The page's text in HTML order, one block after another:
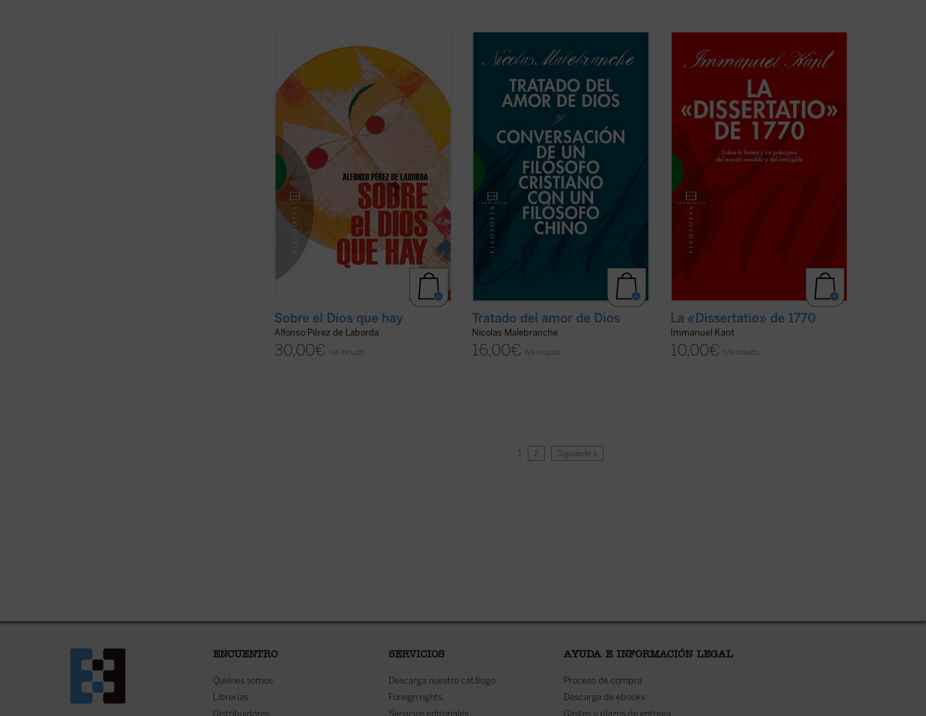
Lo que decimos en una una filosofía de la
carne sobre el Dios que hay, partiendo
siempre de un contexto de
experiencialidad, nos conduce a poder
decir que el mundo es creación,
afirmando, pues, un Dios creador. Pero
esta mirada nuestra nos ... (ver ficha)
Sobre el Dios que hay
Alfonso Pérez de Laborda
30,00€ IVA incluido
En estos dos breves escritos de
Malebranche, inéditos en español,
conceptos esenciales de su metafísica y
su antropología, pero expuestas dentro
del fragor de algunas de las principales
controversias que marcaron ...
(ver ficha)
Tratado del amor de Dios
Nicolas Malebranche
16,00€ IVA incluido
Con esta célebre disertación latina de
1770Sobre la forma y los principios del
Immanuel Kant, además de inaugurar su
labor en la cátedra de Lógica y
Metafísica de la Universidad de
Königsberg, ... (ver ficha)
La «Dissertatio» de 1770
Immanuel Kant
10,00€ IVA incluido
1 2 Siguiente »
ENCUENTRO
Quiénes somos
Librerías
Distribuidores
SERVICIOS
Descarga nuestro catálogo
Foreign rights
Servicios editoriales
AYUDA E INFORMACIÓN LEGAL
Proceso de compra
Descarga de ebooks
Gastos y plazos de entrega